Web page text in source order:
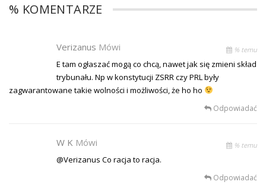
% KOMENTARZE
Verizanus Mówi % temu
E tam ogłaszać mogą co chcą, nawet jak się zmieni skład
trybunału. Np w konstytucji ZSRR czy PRL były
zagwarantowane takie wolności i możliwości, że ho ho
Odpowiadać
W K Mówi % temu
@Verizanus Co racja to racja.
Odpowiadać